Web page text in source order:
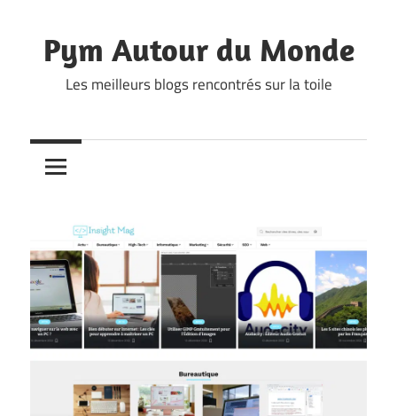
content
Pym Autour du Monde
Les meilleurs blogs rencontrés sur la toile